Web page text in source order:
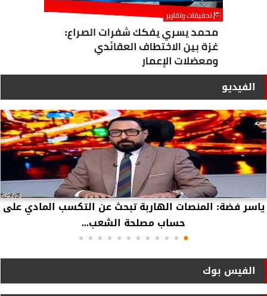
الفيديو
ياسر فضة: المنصات الهاربة تبحث عن التكسب المادي على
حساب مصلحة الشعب...
الفيس بوك